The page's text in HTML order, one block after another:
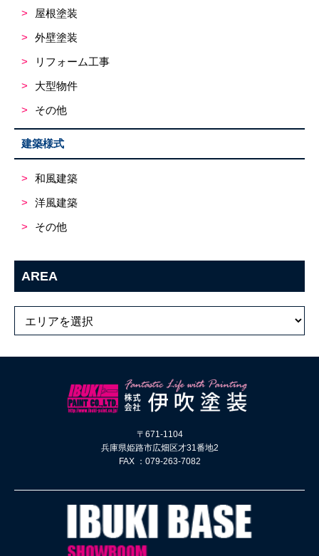
屋根塗装
外壁塗装
リフォーム工事
大型物件
その他
建築様式
和風建築
洋風建築
その他
AREA
〒671-1104
兵庫県姫路市広畑区才31番地2
FAX ：079-263-7082